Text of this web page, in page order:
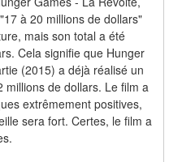
à 20 millions de dollars"
mais son total a été
Cela signifie que Hunger
(2015) a déjà réalisé un
de dollars. Le film a
extrêmement positives,
sera fort. Certes, le film a